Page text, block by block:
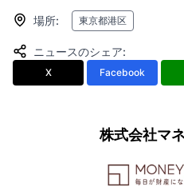
場所: 東京都港区
ニュースのシェア:
X Facebook
株式会社マ